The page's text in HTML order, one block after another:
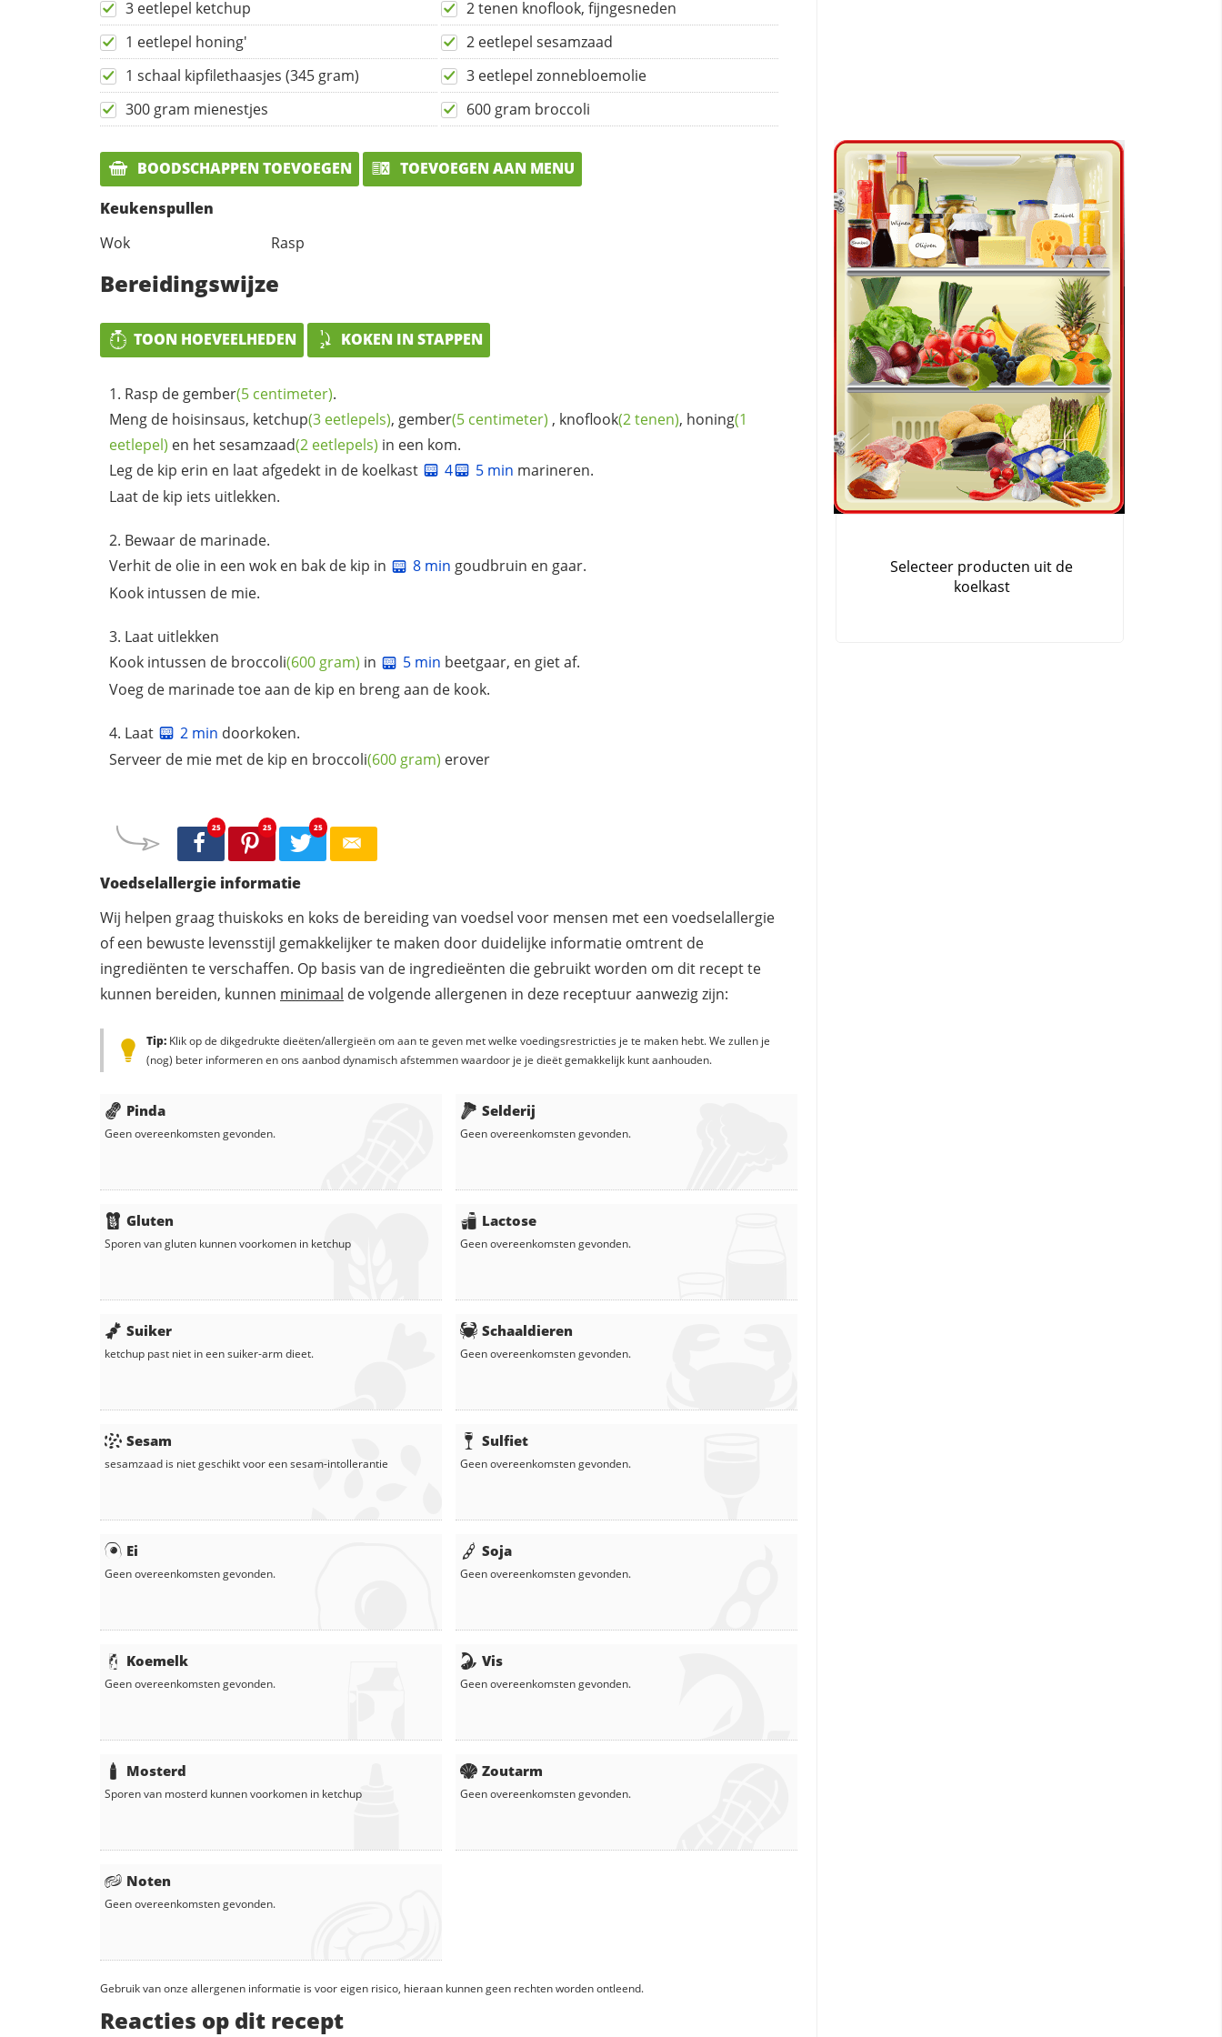
3 eetlepel ketchup
2 tenen knoflook, fijngesneden
1 eetlepel honing'
2 eetlepel sesamzaad
1 schaal kipfilethaasjes (345 gram)
3 eetlepel zonnebloemolie
300 gram mienestjes
600 gram broccoli
BOODSCHAPPEN TOEVOEGEN
TOEVOEGEN AAN MENU
Keukenspullen
Wok
Rasp
Bereidingswijze
TOON HOEVEELHEDEN KOKEN IN STAPPEN
Rasp de gember(5 centimeter).
Meng de hoisinsaus, ketchup(3 eetlepels), gember(5 centimeter) , knoflook(2 tenen), honing(1
eetlepel) en hetsesamzaad(2 eetlepels) in een kom.
Leg de kip erin en laat afgedekt in de koelkast
4 5 min marineren.
Laat de kip iets uitlekken.
Bewaar de marinade.
Verhit de olie in een wok en bak de kip in
8 min goudbruin en gaar.
Kook intussen de mie.
Laat uitlekken
Kook intussen de broccoli(600 gram) in 5 min beetgaar, en giet af.
Voeg de marinade toe aan de kip en breng aan de kook.
Laat 2 min doorkoken.
Serveer de mie met de kip en broccoli(600 gram) erover
25 25 25
Voedselallergie informatie
Wij helpen graag thuiskoks en koks de bereiding van voedsel voor mensen met een voedselallergie
of een bewuste levensstijl gemakkelijker te maken door duidelijke informatie omtrent de
ingrediënten te verschaffen. Op basis van de ingredieënten die gebruikt worden om dit recept te
kunnen bereiden, kunnen minimaal de volgende allergenen in deze receptuur aanwezig zijn:
Tip: Klik op de dikgedrukte dieëten/allergieën om aan te geven met welke voedingsrestricties je te maken hebt. We zullen je
(nog) beter informeren en ons aanbod dynamisch afstemmen waardoor je je dieët gemakkelijk kunt aanhouden.
Pinda
Geen overeenkomsten gevonden.
Gluten
Sporen van gluten kunnen voorkomen in ketchup
Suiker
ketchup past niet in een suiker-arm dieet.
Sesam
sesamzaad is niet geschikt voor een sesam-intollerantie
Ei
Geen overeenkomsten gevonden.
Koemelk
Geen overeenkomsten gevonden.
Mosterd
Sporen van mosterd kunnen voorkomen in ketchup
Noten
Geen overeenkomsten gevonden.
Selderij
Geen overeenkomsten gevonden.
Lactose
Geen overeenkomsten gevonden.
Schaaldieren
Geen overeenkomsten gevonden.
Sulfiet
Geen overeenkomsten gevonden.
Soja
Geen overeenkomsten gevonden.
Vis
Geen overeenkomsten gevonden.
Zoutarm
Geen overeenkomsten gevonden.
Gebruik van onze allergenen informatie is voor eigen risico, hieraan kunnen geen rechten worden ontleend.
Reacties op dit recept